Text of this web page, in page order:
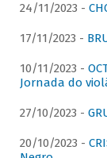
24/11/2023 -
17/11/2023 -
10/11/2023 -
Jornada do
27/10/2023 -
20/10/2023 -